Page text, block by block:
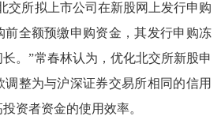
所拟上市公司在新股网上发行申购
前全额预缴申购资金，其发行申购冻
。”常春林认为，优化北交所新股申
调整为与沪深证券交易所相同的信用
资者资金的使用效率。